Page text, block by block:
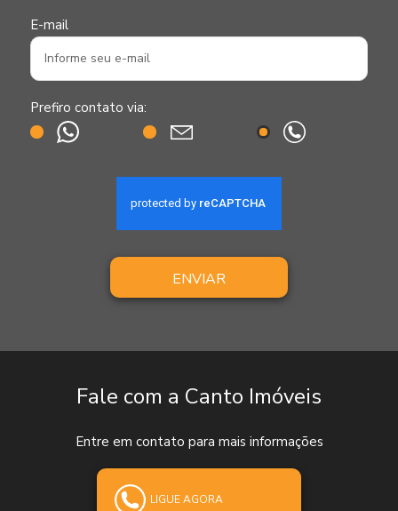
E-mail
Prefiro contato via:
ENVIAR
Fale com a Canto Imóveis
Entre em contato para mais informações
LIGUE AGORA